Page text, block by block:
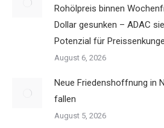
Rohölpreis binnen
Dollar gesunken – ADAC
Potenzial für
August 6, 2026
Neue Friedenshoffnung in
fallen
August 5, 2026